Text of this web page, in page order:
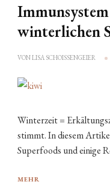
winterlichen
VONLISA SCHOISSENGEIER
Winterzeit =
stimmt. In diesem
Superfoods und einige
MEHR